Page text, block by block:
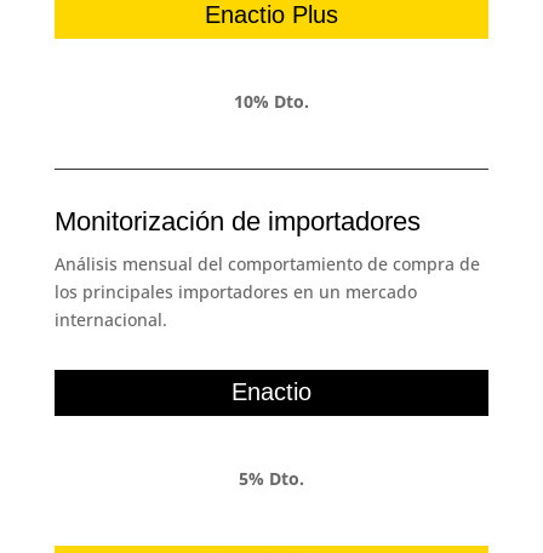
Enactio Plus
10% Dto.
Monitorización de importadores
Análisis mensual del comportamiento de compra de
los principales importadores en un mercado
internacional.
Enactio
5% Dto.